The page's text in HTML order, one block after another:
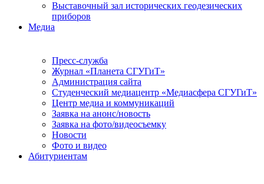
Выставочный зал исторических геодезических
приборов
Медиа
Пресс-служба
Журнал «Планета СГУГиТ»
Администрация сайта
Студенческий медиацентр «Медиасфера СГУГиТ»
Центр медиа и коммуникаций
Заявка на анонс/новость
Заявка на фото/видеосъемку
Новости
Фото и видео
Абитуриентам